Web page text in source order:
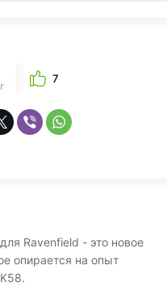
7
Ravenfield - это новое
опирается на опыт